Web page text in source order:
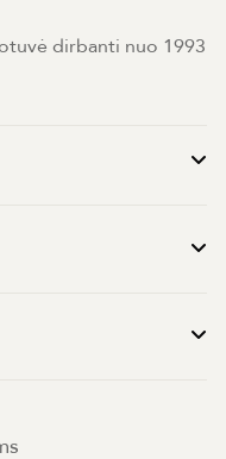
dirbanti nuo 1993